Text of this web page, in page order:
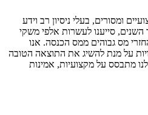
ומסורים, בעלי ניסיון רב וידע
סייענו לעשרות אלפי משקי
מס גבוהים ממס הכנסה. אנו
על מנת להשיג את התוצאה הטובה
מתבסס על מקצועיות, אמינות